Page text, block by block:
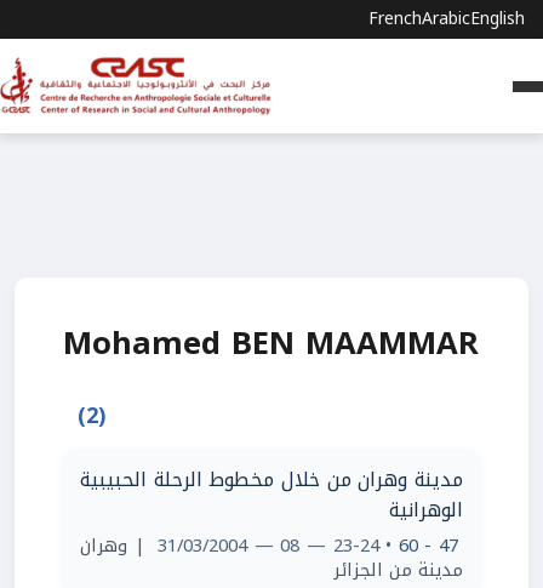
FrenchArabicEnglish
Mohamed BEN MAAMMAR
(2)
مدينة وهران من خلال مخطوط الرحلة الحبيبية
الوهرانية
47 - 60
• 23-24 — 08 — 31/03/2004 | وهران
مدينة من الجزائر